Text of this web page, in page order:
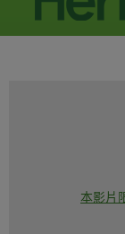
本影片